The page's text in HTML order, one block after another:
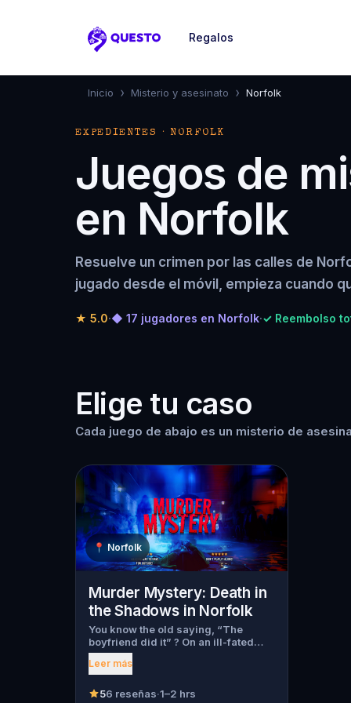
Questo
Regalos
Inicio › Misterio y asesinato › Norfolk
EXPEDIENTES · NORFOLK
Juegos de
en Norfolk
Resuelve un crimen por las calles de
jugado desde el móvil, empieza cuando
★ 5.0·◆ 17 jugadores en Norfolk·✓ Reembolso
Elige tu caso
Cada juego de abajo es un misterio de
📍 Norfolk
Murder Mystery: Death in
the Shadows in Norfolk
You know the old saying, “The
boyfriend did it” ? On an ill-fated
night, love goes terribly wrong for
Bella Wanderlust and Walter Bridges
found dead during a ghost tour led
Leer más
56 reseñas·1–2 hrs